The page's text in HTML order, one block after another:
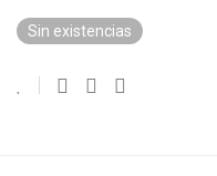
Sin existencias